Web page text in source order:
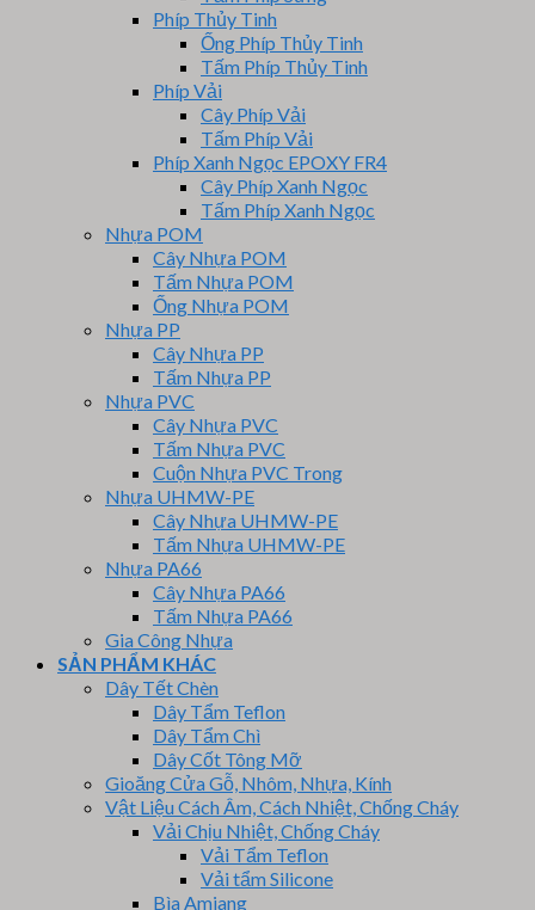
Phíp Thủy Tinh
Ống Phíp Thủy Tinh
Tấm Phíp Thủy Tinh
Phíp Vải
Cây Phíp Vải
Tấm Phíp Vải
Phíp Xanh Ngọc EPOXY FR4
Cây Phíp Xanh Ngọc
Tấm Phíp Xanh Ngọc
Nhựa POM
Cây Nhựa POM
Tấm Nhựa POM
Ống Nhựa POM
Nhựa PP
Cây Nhựa PP
Tấm Nhựa PP
Nhựa PVC
Cây Nhựa PVC
Tấm Nhựa PVC
Cuộn Nhựa PVC Trong
Nhựa UHMW-PE
Cây Nhựa UHMW-PE
Tấm Nhựa UHMW-PE
Nhựa PA66
Cây Nhựa PA66
Tấm Nhựa PA66
Gia Công Nhựa
SẢN PHẨM KHÁC
Dây Tết Chèn
Dây Tẩm Teflon
Dây Tẩm Chì
Dây Cốt Tông Mỡ
Gioăng Cửa Gỗ, Nhôm, Nhựa, Kính
Vật Liệu Cách Âm, Cách Nhiệt, Chống Cháy
Vải Chịu Nhiệt, Chống Cháy
Vải Tẩm Teflon
Vải tẩm Silicone
Bìa Amiang